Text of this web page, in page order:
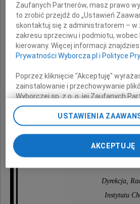
wiceprezesa Państwowej
Głównego Inspektora
wyrazy
Dyrekcja,
Instytutu
Zaufanych Partnerów, masz prawo
to zrobić przejdź do „Ustawień
skontaktuj się z administratorem – w
zakresu sprzeciwu i podmiotu,
kierowany. Więcej informacji
Prywatności Wyborcza.pl i Polityce
Poprzez kliknięcie "Akceptuję"
zainstalowanie i przechowywanie
Wyborczej sp. z o. o. jej Zaufanych
na Twoim urządzeniu końcowym.
chwili zmienić swoje preferencje dot.
ponownie wywołując narzędzie do
preferencjami dot. przetwarzania
odnośnik „Ustawienia prywatności” w
przechodząc do sekcji „Ustawienia
Zmiana ustawień plików cookie
pomocą ustawień przeglądarki.
My, nasi Zaufani Partnerzy i Agora
USTAWIENIA
AKCEPTUJĘ